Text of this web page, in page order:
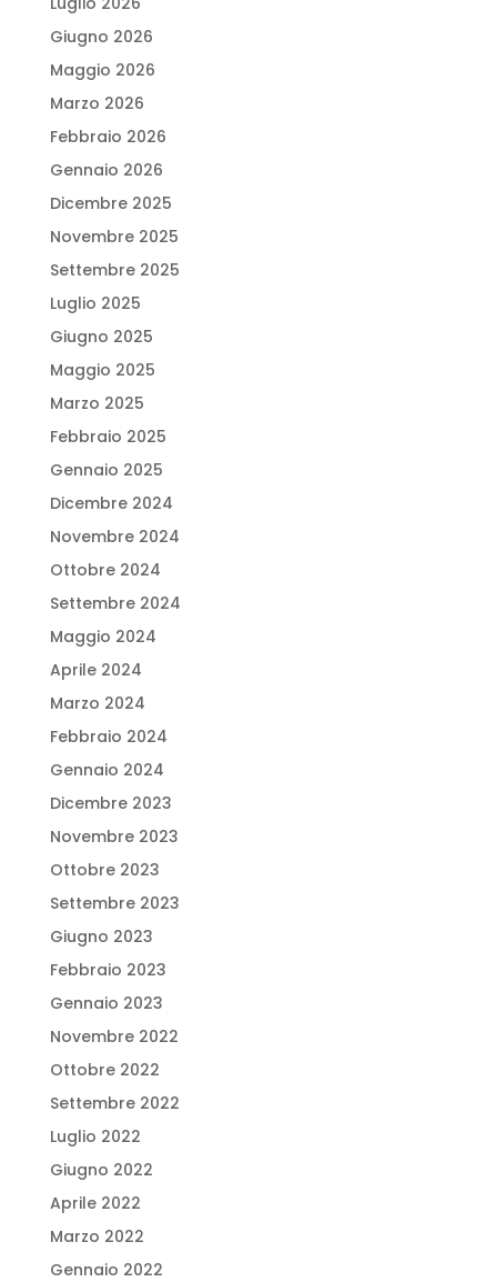
Giugno 2026
Maggio 2026
Marzo 2026
Febbraio 2026
Gennaio 2026
Dicembre 2025
Novembre 2025
Settembre 2025
Luglio 2025
Giugno 2025
Maggio 2025
Marzo 2025
Febbraio 2025
Gennaio 2025
Dicembre 2024
Novembre 2024
Ottobre 2024
Settembre 2024
Maggio 2024
Aprile 2024
Marzo 2024
Febbraio 2024
Gennaio 2024
Dicembre 2023
Novembre 2023
Ottobre 2023
Settembre 2023
Giugno 2023
Febbraio 2023
Gennaio 2023
Novembre 2022
Ottobre 2022
Settembre 2022
Luglio 2022
Giugno 2022
Aprile 2022
Marzo 2022
Gennaio 2022